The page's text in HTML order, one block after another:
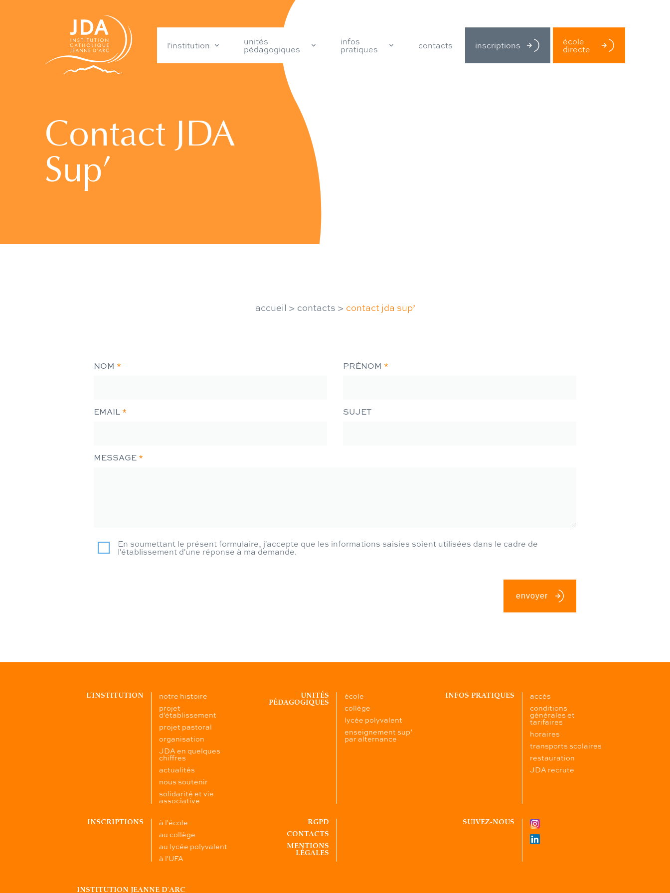
l'institution unités
pédagogiques
infos
pratiques contacts inscriptions école
directe
Contact JDA
Sup’
accueil > contacts > contact jda sup’
Contact
NOM * PRÉNOM *
EMAIL * SUJET
MESSAGE *
En soumettant le présent formulaire, j'accepte que les informations saisies soient utilisées dans le cadre de
l'établissement d'une réponse à ma demande.
envoyer
L’INSTITUTION
notre histoire
projet
d'établissement
projet pastoral
organisation
JDA en quelques
chiffres
actualités
nous soutenir
solidarité et vie
associative
UNITÉS
PÉDAGOGIQUES
école
collège
lycée polyvalent
enseignement sup’
par alternance
INFOS PRATIQUES
accès
conditions
générales et
tarifaires
horaires
transports scolaires
restauration
JDA recrute
INSCRIPTIONS
à l'école
au collège
au lycée polyvalent
à l'UFA
RGPD
CONTACTS
MENTIONS
LÉGALES
SUIVEZ-NOUS
INSTITUTION JEANNE D'ARC